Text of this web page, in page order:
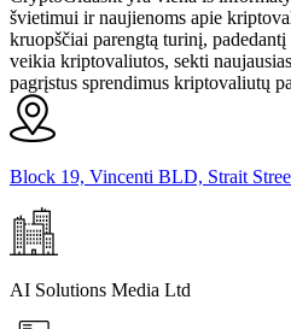
švietimui ir naujienoms apie
kruopščiai parengtą turinį,
veikia kriptovaliutos, sekti
pagrįstus sprendimus kriptovaliutų
Block 19, Vincenti BLD, Strait
AI Solutions Media Ltd